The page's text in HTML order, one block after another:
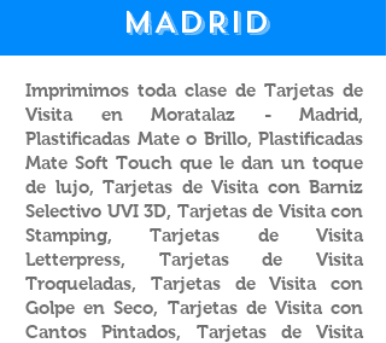
MADRID
Imprimimos toda clase de Tarjetas de
Visita en Moratalaz - Madrid,
Plastificadas Mate o Brillo, Plastificadas
Mate Soft Touch que le dan un toque
de lujo, Tarjetas de Visita con Barniz
Selectivo UVI 3D, Tarjetas de Visita con
Stamping, Tarjetas de Visita
Letterpress, Tarjetas de Visita
Troqueladas, Tarjetas de Visita con
Golpe en Seco, Tarjetas de Visita con
Cantos Pintados, Tarjetas de Visita